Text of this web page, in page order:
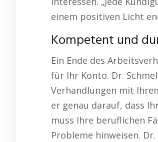
einem positiven Licht
Kompetent und
Ein Ende des
für Ihr Konto. Dr.
Verhandlungen mit
er genau darauf, dass
muss Ihre beruflichen
Probleme hinweisen.